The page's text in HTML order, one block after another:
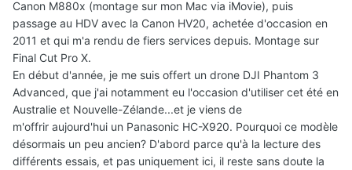
Canon M880x (montage sur mon Mac via iMovie), puis
passage au HDV avec la Canon HV20, achetée d'occasion en
2011 et qui m'a rendu de fiers services depuis. Montage sur
Final Cut Pro X.
En début d'année, je me suis offert un drone DJI Phantom 3
Advanced, que j'ai notamment eu l'occasion d'utiliser cet été en
Australie et Nouvelle-Zélande...et je viens de
m'offrir aujourd'hui un Panasonic HC-X920. Pourquoi ce modèle
désormais un peu ancien? D'abord parce qu'à la lecture des
différents essais, et pas uniquement ici, il reste sans doute la